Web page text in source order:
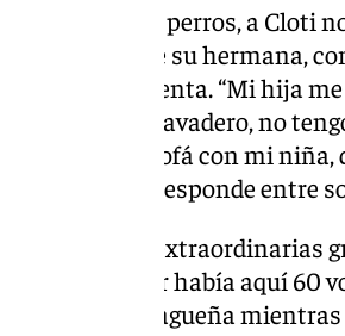
años y seis perros, a Cloti
vida a casa de su hermana,
a la tormenta. “Mi hija
en un lavadero, no
duermo en el sofá con mi
qué decirle”, responde entre
viendo cosas extraordinarias
sucedido. “Ayer había aquí
asegura la malagueña